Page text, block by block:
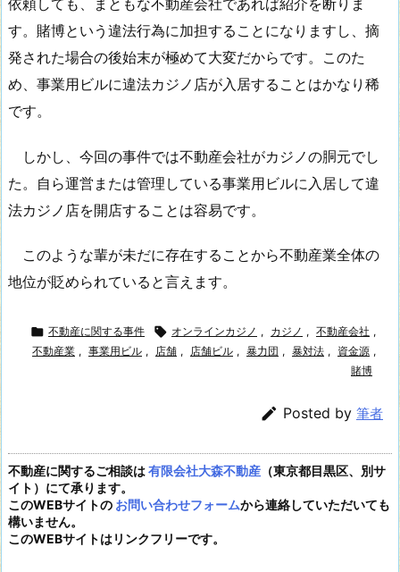
す。賭博という違法行為に加担することになりますし、摘
発された場合の後始末が極めて大変だからです。このた
め、事業用ビルに違法カジノ店が入居することはかなり稀
です。
しかし、今回の事件では不動産会社がカジノの胴元でし
た。自ら運営または管理している事業用ビルに入居して違
法カジノ店を開店することは容易です。
このような輩が未だに存在することから不動産業全体の
地位が貶められていると言えます。
 不動産に関する事件  オンラインカジノ , カジノ , 不動産会社 ,
不動産業 , 事業用ビル , 店舗 , 店舗ビル , 暴力団 , 暴対法 , 資金源 ,
賭博
 Posted by 筆者
不動産に関するご相談は有限会社大森不動産 （東京都目黒区、別サ
イト）にて承ります。
このWEBサイトの お問い合わせフォームから連絡していただいても
構いません。
このWEBサイトはリンクフリーです。